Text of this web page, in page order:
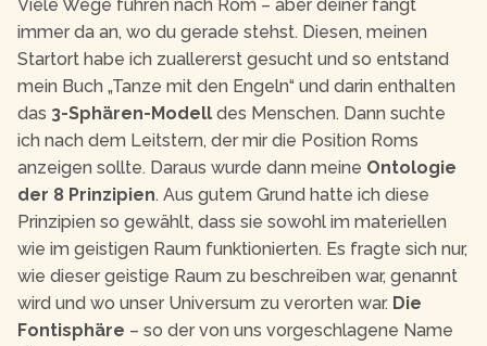
Viele Wege führen nach Rom – aber deiner fängt
immer da an, wo du gerade stehst. Diesen, meinen
Startort habe ich zuallererst gesucht und so entstand
mein Buch „Tanze mit den Engeln“ und darin enthalten
das 3-Sphären-Modell des Menschen. Dann suchte
ich nach dem Leitstern, der mir die Position Roms
anzeigen sollte. Daraus wurde dann meine Ontologie
der 8 Prinzipien. Aus gutem Grund hatte ich diese
Prinzipien so gewählt, dass sie sowohl im materiellen
wie im geistigen Raum funktionierten. Es fragte sich nur,
wie dieser geistige Raum zu beschreiben war, genannt
wird und wo unser Universum zu verorten war. Die
Fontisphäre – so der von uns vorgeschlagene Name